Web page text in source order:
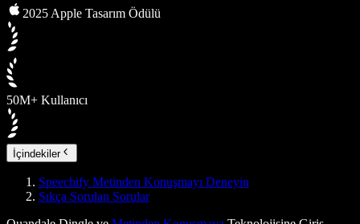
2025 Apple Tasarım Ödülü
50M+ Kullanıcı
İçindekiler
Speechify Metinden Konuşmayı Deneyin
Sıkça Sorulan Sorular